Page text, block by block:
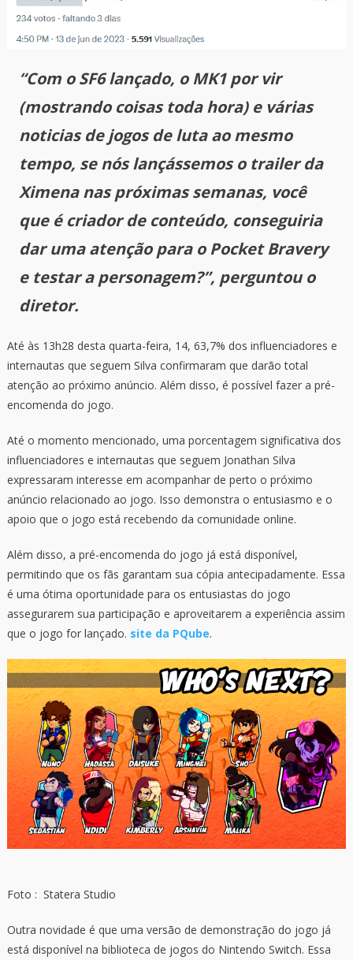
“Com o SF6 lançado, o MK1 por vir
(mostrando coisas toda hora) e várias
noticias de jogos de luta ao mesmo
tempo, se nós lançássemos o trailer da
Ximena nas próximas semanas, você
que é criador de conteúdo, conseguiria
dar uma atenção para o Pocket Bravery
e testar a personagem?”, perguntou o
diretor.
Até às 13h28 desta quarta-feira, 14, 63,7% dos influenciadores e
internautas que seguem Silva confirmaram que darão total
atenção ao próximo anúncio. Além disso, é possível fazer a pré-
encomenda do jogo.
Até o momento mencionado, uma porcentagem significativa dos
influenciadores e internautas que seguem Jonathan Silva
expressaram interesse em acompanhar de perto o próximo
anúncio relacionado ao jogo. Isso demonstra o entusiasmo e o
apoio que o jogo está recebendo da comunidade online.
Além disso, a pré-encomenda do jogo já está disponível,
permitindo que os fãs garantam sua cópia antecipadamente. Essa
é uma ótima oportunidade para os entusiastas do jogo
assegurarem sua participação e aproveitarem a experiência assim
que o jogo for lançado. site da PQube.
Foto : Statera Studio
Outra novidade é que uma versão de demonstração do jogo já
está disponível na biblioteca de jogos do Nintendo Switch. Essa